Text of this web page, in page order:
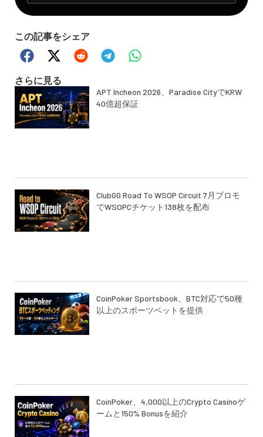
この記事をシェア
さらに見る
APT Incheon 2026、Paradise CityでKRW
40億超保証
ClubGG Road To WSOP Circuit 7月プロモ
でWSOPCチケット138枚を配布
CoinPoker Sportsbook、BTC対応で50種
以上のスポーツベットを提供
CoinPoker、4,000以上のCrypto Casinoゲ
ームと150% Bonusを紹介